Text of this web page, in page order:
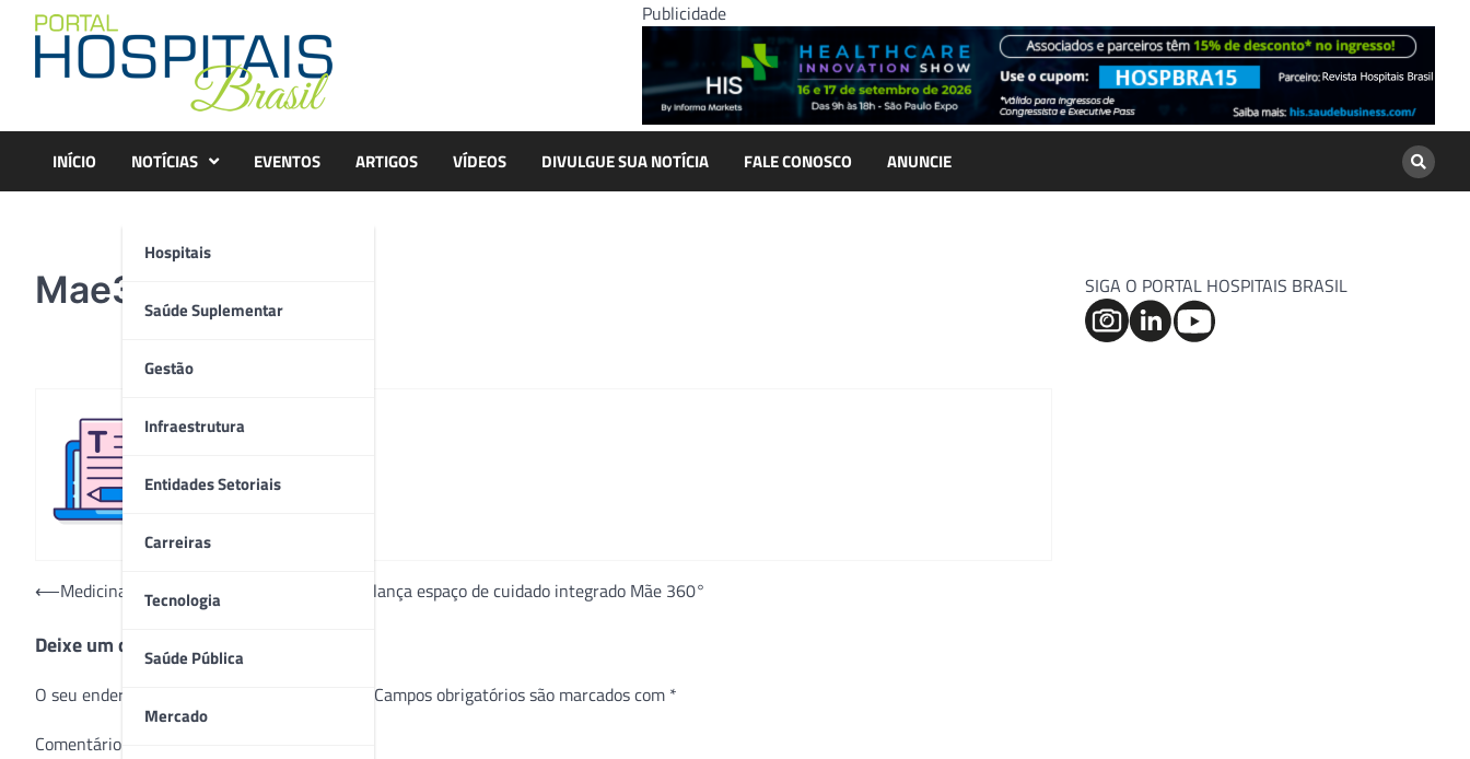
content
Publicidade
INÍCIO NOTÍCIAS
Hospitais
Saúde Suplementar
Gestão
Infraestrutura
Entidades Setoriais
Carreiras
Tecnologia
Saúde Pública
Mercado
EVENTOS ARTIGOS VÍDEOS DIVULGUE SUA NOTÍCIA FALE CONOSCO ANUNCIE
Mae360-8
Navegação
Post
⟵Medicina do futuro: Hospital Mãe de Deus lança espaço de cuidado integrado Mãe 360°
Deixe um comentário
O seu endereço de e-mail não será publicado. Campos obrigatórios são marcados com *
Comentário
SIGA O PORTAL HOSPITAIS BRASIL